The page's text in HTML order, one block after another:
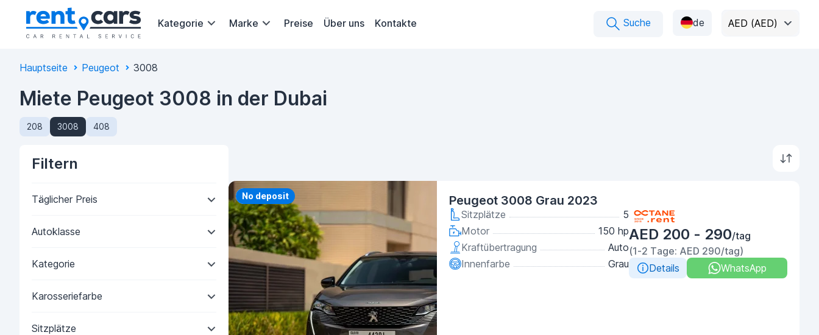
Kategorie Marke Preise Über uns Kontakte Suche de AED (AED)
Hauptseite Peugeot 3008
Miete Peugeot 3008 in der Dubai
208 3008 408
Filtern
Täglicher Preis
Autoklasse
Kategorie
Karosseriefarbe
Sitzplätze
Priority
No deposit Peugeot 3008 Grau 2023
Sitzplätze
5
Motor
150 hp
Kraftübertragung
Auto
Innenfarbe
Grau
AED 200 - 290/tag
(1-2 Tage: AED 290/tag)
Details
WhatsApp